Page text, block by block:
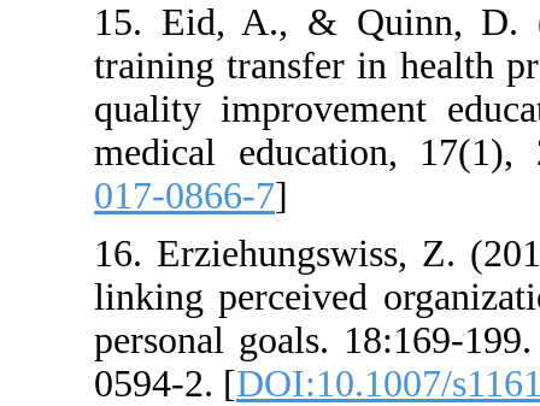
15. Eid, A., &
training
quality
medical
017-0866-7
16.
linking
personal goals.
0594-2. [